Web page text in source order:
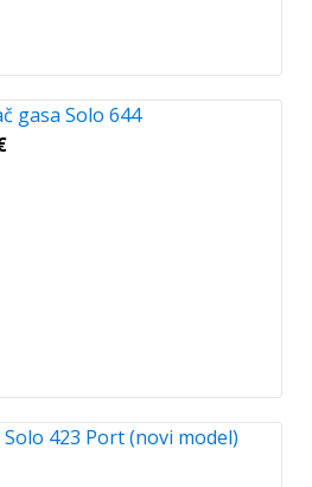
gasa Solo 644
423 Port (novi model)